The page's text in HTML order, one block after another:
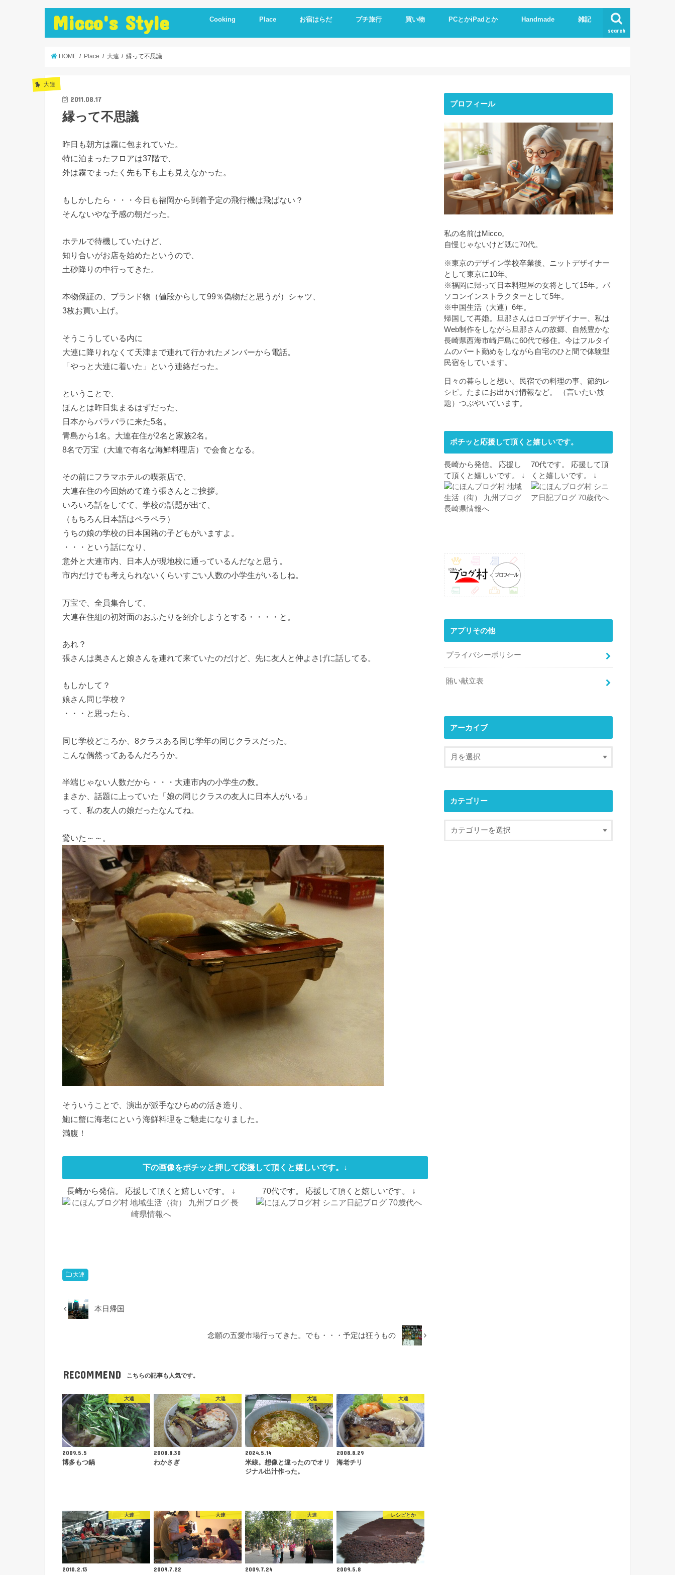
Micco's Style search
Cooking
cooking idea
冷蔵庫の残り物で作る
手抜き簡単レシピ
ダイエットレシピ
節約レシピ
保存食
炊飯器料理
簡単おやつ
低温調理
簡単＋一品
まかない
お弁当
レシピとか
美味しいもの
便利調理器
Place
崎戸
佐世保
長崎
大連
久留米
福岡
お宿はらだ
修学旅行
体験民宿夕ご飯
体験民宿朝食
プチ旅行
Hotel
朝食
ランチ
夕食
買い物
海外通販
PCとかiPadとか
iPhone
ipad
Excel.Word
AI
Handmade
Knit
ストーンアート
服作り
雑記
読書
HOME Place 大連 縁って不思議
大連
2011.08.17
縁って不思議
昨日も朝方は霧に包まれていた。
特に泊まったフロアは37階で、
外は霧でまったく先も下も上も見えなかった。
もしかしたら・・・今日も福岡から到着予定の飛行機は飛ばない？
そんないやな予感の朝だった。
ホテルで待機していたけど、
知り合いがお店を始めたというので、
土砂降りの中行ってきた。
本物保証の、ブランド物（値段からして99％偽物だと思うが）シャツ、
3枚お買い上げ。
そうこうしている内に
大連に降りれなくて天津まで連れて行かれたメンバーから電話。
「やっと大連に着いた」という連絡だった。
ということで、
ほんとは昨日集まるはずだった、
日本からバラバラに来た5名。
青島から1名。大連在住が2名と家族2名。
8名で万宝（大連で有名な海鮮料理店）で会食となる。
その前にフラマホテルの喫茶店で、
大連在住の今回始めて逢う張さんとご挨拶。
いろいろ話をしてて、学校の話題が出て、
（もちろん日本語はペラペラ）
うちの娘の学校の日本国籍の子どもがいますよ。
・・・という話になり、
意外と大連市内、日本人が現地校に通っているんだなと思う。
市内だけでも考えられないくらいすごい人数の小学生がいるしね。
万宝で、全員集合して、
大連在住組の初対面のおふたりを紹介しようとする・・・・と。
あれ？
張さんは奥さんと娘さんを連れて来ていたのだけど、先に友人と仲よさげに話してる。
もしかして？
娘さん同じ学校？
・・・と思ったら、
同じ学校どころか、8クラスある同じ学年の同じクラスだった。
こんな偶然ってあるんだろうか。
半端じゃない人数だから・・・大連市内の小学生の数。
まさか、話題に上っていた「娘の同じクラスの友人に日本人がいる」
って、私の友人の娘だったなんてね。
驚いた～～。
そういうことで、演出が派手なひらめの活き造り、
鮑に蟹に海老にという海鮮料理をご馳走になりました。
満腹！
下の画像をポチッと押して応援して頂くと嬉しいです。↓
長崎から発信。 応援して頂くと嬉しいです。 ↓ 70代です。 応援して頂くと嬉しいです。 ↓
大連
本日帰国
念願の五愛市場行ってきた。でも・・・予定は狂うもの
RECOMMEND こちらの記事も人気です。
大連
2009.5.5
博多もつ鍋
大連
2008.8.30
わかさぎ
大連
2024.5.14
米線。想像と違ったのでオリ
ジナル出汁作った。
大連
2008.8.29
海老チリ
大連
2010.2.13
大連
2009.7.22
大連
2009.7.24
レシピとか
2009.5.8
プロフィール
私の名前はMicco。
自慢じゃないけど既に70代。
※東京のデザイン学校卒業後、ニットデザイナー
として東京に10年。
※福岡に帰って日本料理屋の女将として15年。パ
ソコンインストラクターとして5年。
※中国生活（大連）6年。
帰国して再婚。旦那さんはロゴデザイナー、私は
Web制作をしながら旦那さんの故郷、自然豊かな
長崎県西海市崎戸島に60代で移住。今はフルタイ
ムのパート勤めをしながら自宅のひと間で体験型
民宿をしています。
日々の暮らしと想い。民宿での料理の事、節約レ
シピ。たまにお出かけ情報など。 （言いたい放
題）つぶやいています。
ポチッと応援して頂くと嬉しいです。
長崎から発信。 応援し
て頂くと嬉しいです。 ↓
70代です。 応援して頂
くと嬉しいです。 ↓
アプリその他
プライバシーポリシー
賄い献立表
アーカイブ
カテゴリー